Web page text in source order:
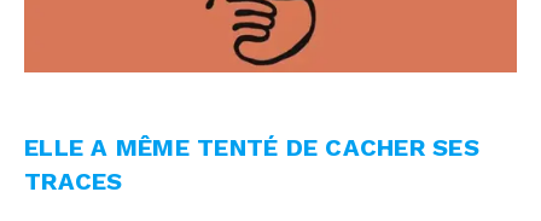
ELLE A MÊME TENTÉ DE CACHER SES
TRACES